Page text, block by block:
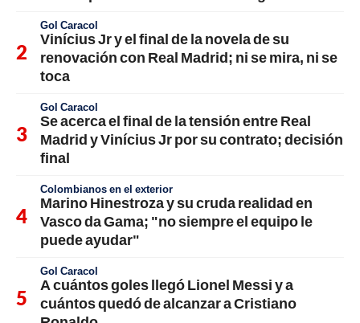
Gol Caracol
Vinícius Jr y el final de la novela de su
renovación con Real Madrid; ni se mira, ni se
toca
Gol Caracol
Se acerca el final de la tensión entre Real
Madrid y Vinícius Jr por su contrato; decisión
final
Colombianos en el exterior
Marino Hinestroza y su cruda realidad en
Vasco da Gama; "no siempre el equipo le
puede ayudar"
Gol Caracol
A cuántos goles llegó Lionel Messi y a
cuántos quedó de alcanzar a Cristiano